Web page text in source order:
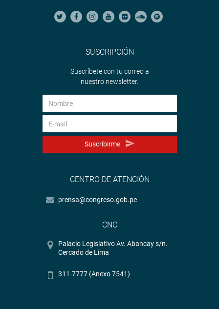
SUSCRIPCIÓN
Suscríbete con tu correo a
nuestro newsletter.
Suscribirme
CENTRO DE ATENCIÓN
prensa@congreso.gob.pe
CNC
Palacio Legislativo Av. Abancay s/n.
Cercado de Lima
311-7777 (Anexo 7541)